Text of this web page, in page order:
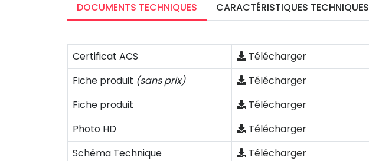
DOCUMENTS TECHNIQUES CARACTÉRISTIQUES TECHNIQUES
Certificat ACS
Télécharger
Fiche produit (sans prix)
Télécharger
Fiche produit
Télécharger
Photo HD
Télécharger
Schéma Technique
Télécharger